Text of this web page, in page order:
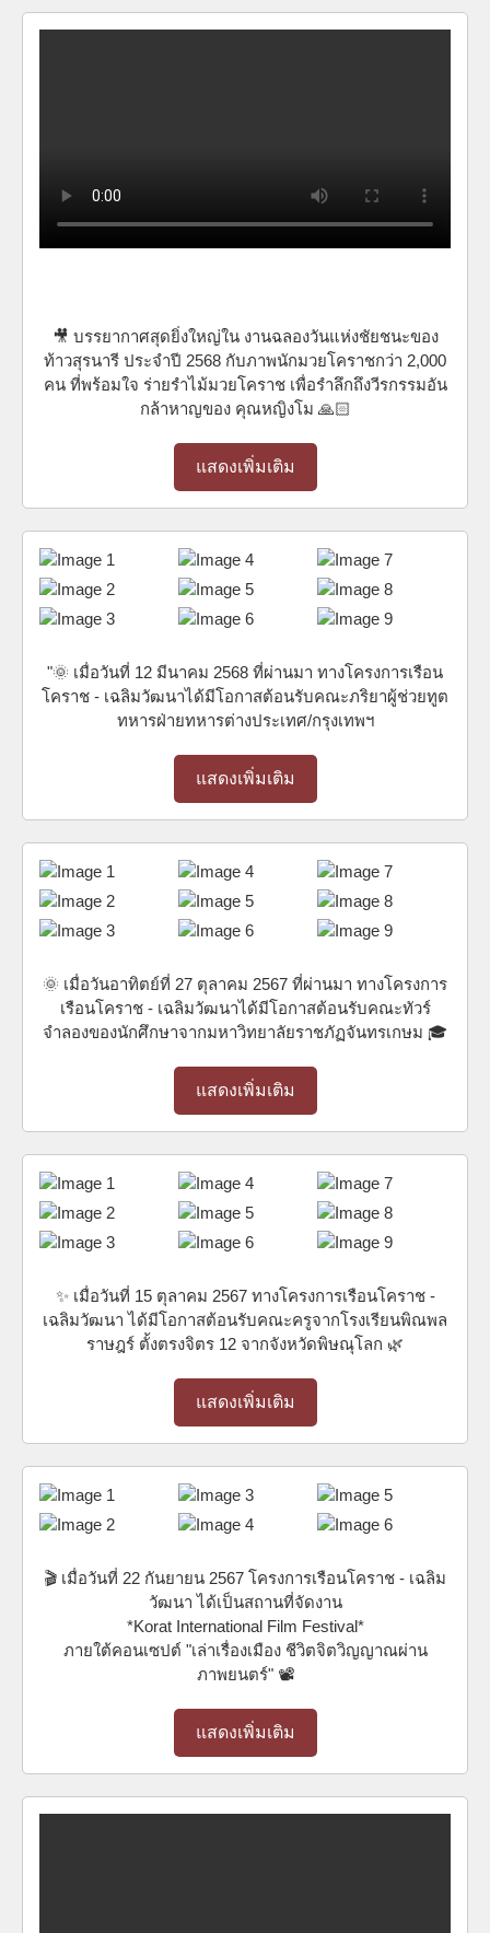
🎥 บรรยากาศสุดยิ่งใหญ่ใน งานฉลองวันแห่งชัยชนะของ
ท้าวสุรนารี ประจำปี 2568 กับภาพนักมวยโคราชกว่า 2,000
คน ที่พร้อมใจ ร่ายรำไม้มวยโคราช เพื่อรำลึกถึงวีรกรรมอัน
กล้าหาญของ คุณหญิงโม 🙏🏻
แสดงเพิ่มเติม
"🌞 เมื่อวันที่ 12 มีนาคม 2568 ที่ผ่านมา ทางโครงการเรือน
โคราช - เฉลิมวัฒนาได้มีโอกาสต้อนรับคณะภริยาผู้ช่วยทูต
ทหารฝ่ายทหารต่างประเทศ/กรุงเทพฯ
แสดงเพิ่มเติม
🌞 เมื่อวันอาทิตย์ที่ 27 ตุลาคม 2567 ที่ผ่านมา ทางโครงการ
เรือนโคราช - เฉลิมวัฒนาได้มีโอกาสต้อนรับคณะทัวร์
จำลองของนักศึกษาจากมหาวิทยาลัยราชภัฏจันทรเกษม 🎓
แสดงเพิ่มเติม
✨ เมื่อวันที่ 15 ตุลาคม 2567 ทางโครงการเรือนโคราช -
เฉลิมวัฒนา ได้มีโอกาสต้อนรับคณะครูจากโรงเรียนพิณพล
ราษฎร์ ตั้งตรงจิตร 12 จากจังหวัดพิษณุโลก 🌿
แสดงเพิ่มเติม
🎬 เมื่อวันที่ 22 กันยายน 2567 โครงการเรือนโคราช - เฉลิม
วัฒนา ได้เป็นสถานที่จัดงาน
*Korat International Film Festival*
ภายใต้คอนเซปต์ "เล่าเรื่องเมือง ชีวิตจิตวิญญาณผ่าน
ภาพยนตร์" 📽️
แสดงเพิ่มเติม